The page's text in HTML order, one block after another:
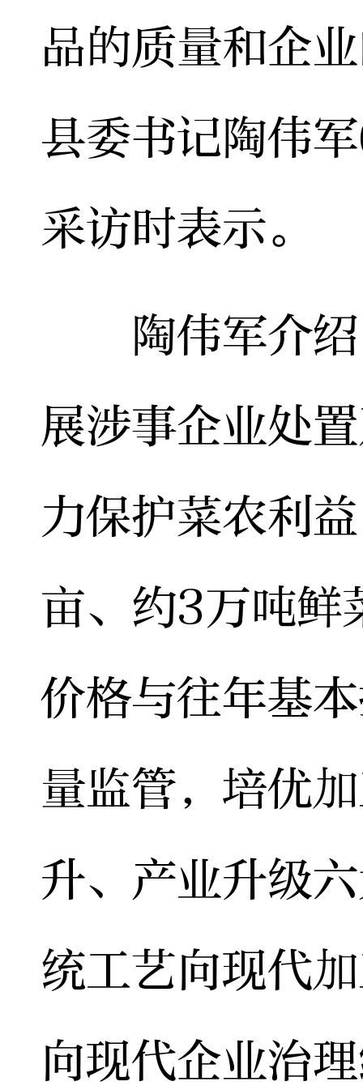
品的质量和企
县委书记陶伟
采访时表示。
陶伟军介绍
展涉事企业处
力保护菜农利
亩、约3万吨鲜
价格与往年基
量监管，培优
升、产业升级
统工艺向现代
向现代企业治